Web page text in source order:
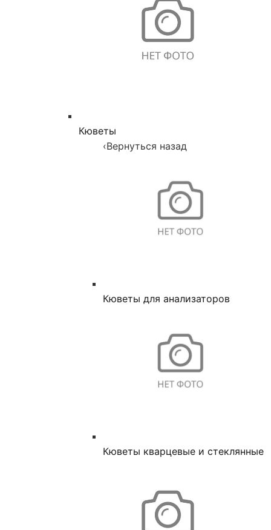
Кюветы
‹Вернуться назад
Кюветы для анализаторов
Кюветы кварцевые и стеклянные